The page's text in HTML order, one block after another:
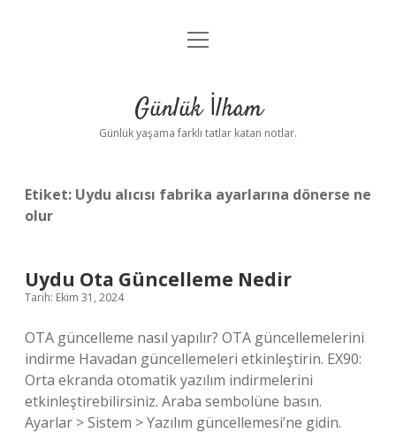
Anasayfa
Yasal Uyarı
menüyü
Günlük İlham
Günlük yaşama farklı tatlar katan notlar.
Etiket: Uydu alıcısı fabrika ayarlarına dönerse ne
olur
Uydu Ota Güncelleme Nedir
Tarih: Ekim 31, 2024
OTA güncelleme nasıl yapılır? OTA güncellemelerini
indirme Havadan güncellemeleri etkinleştirin. EX90:
Orta ekranda otomatik yazılım indirmelerini
etkinleştirebilirsiniz. Araba sembolüne basın.
Ayarlar > Sistem > Yazılım güncellemesi’ne gidin.